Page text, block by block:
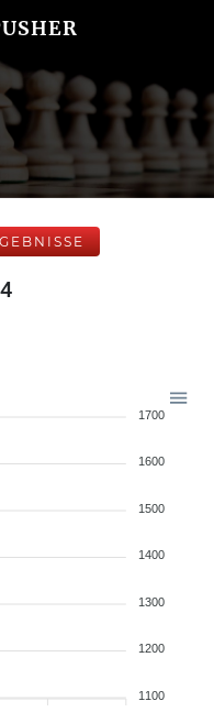
1700
1600
1500
1400
1300
1200
1100